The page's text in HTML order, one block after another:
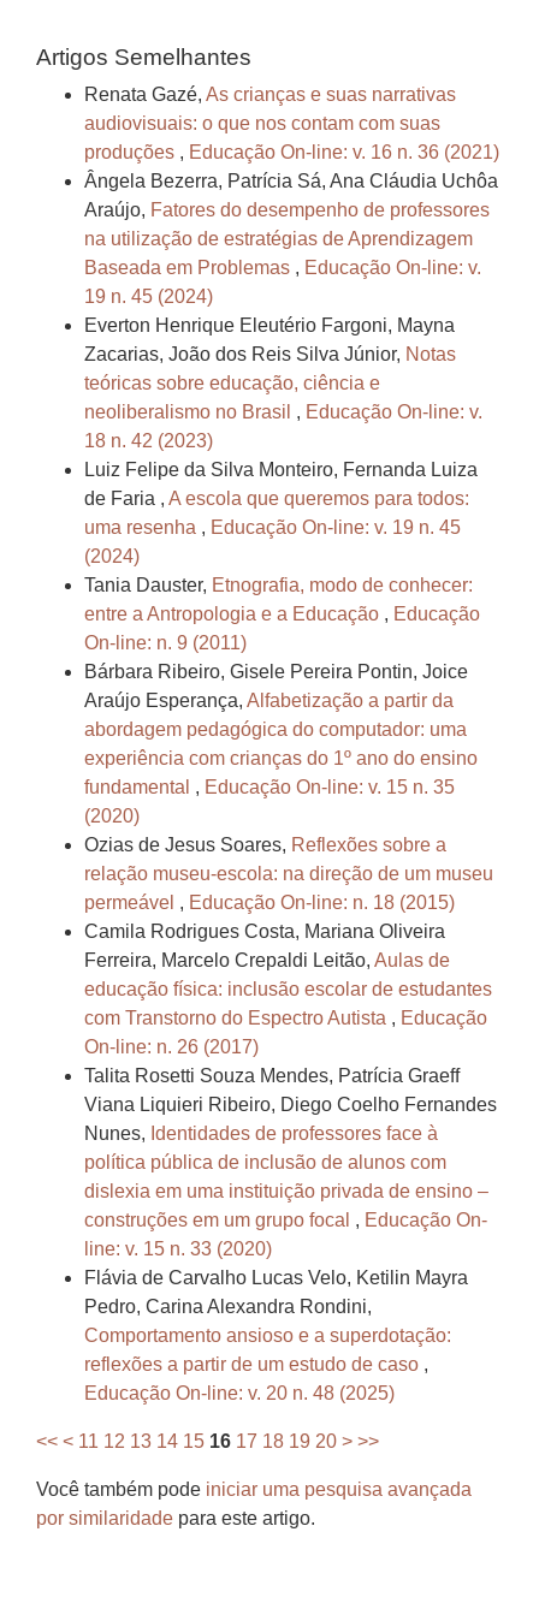
Artigos Semelhantes
Renata Gazé, As crianças e suas narrativas
audiovisuais: o que nos contam com suas
produções , Educação On-line: v. 16 n. 36 (2021)
Ângela Bezerra, Patrícia Sá, Ana Cláudia Uchôa
Araújo, Fatores do desempenho de professores
na utilização de estratégias de Aprendizagem
Baseada em Problemas , Educação On-line: v.
19 n. 45 (2024)
Everton Henrique Eleutério Fargoni, Mayna
Zacarias, João dos Reis Silva Júnior, Notas
teóricas sobre educação, ciência e
neoliberalismo no Brasil , Educação On-line: v.
18 n. 42 (2023)
Luiz Felipe da Silva Monteiro, Fernanda Luiza
de Faria , A escola que queremos para todos:
uma resenha , Educação On-line: v. 19 n. 45
(2024)
Tania Dauster, Etnografia, modo de conhecer:
entre a Antropologia e a Educação , Educação
On-line: n. 9 (2011)
Bárbara Ribeiro, Gisele Pereira Pontin, Joice
Araújo Esperança, Alfabetização a partir da
abordagem pedagógica do computador: uma
experiência com crianças do 1º ano do ensino
fundamental , Educação On-line: v. 15 n. 35
(2020)
Ozias de Jesus Soares, Reflexões sobre a
relação museu-escola: na direção de um museu
permeável , Educação On-line: n. 18 (2015)
Camila Rodrigues Costa, Mariana Oliveira
Ferreira, Marcelo Crepaldi Leitão, Aulas de
educação física: inclusão escolar de estudantes
com Transtorno do Espectro Autista , Educação
On-line: n. 26 (2017)
Talita Rosetti Souza Mendes, Patrícia Graeff
Viana Liquieri Ribeiro, Diego Coelho Fernandes
Nunes, Identidades de professores face à
política pública de inclusão de alunos com
dislexia em uma instituição privada de ensino –
construções em um grupo focal , Educação On-
line: v. 15 n. 33 (2020)
Flávia de Carvalho Lucas Velo, Ketilin Mayra
Pedro, Carina Alexandra Rondini,
Comportamento ansioso e a superdotação:
reflexões a partir de um estudo de caso ,
Educação On-line: v. 20 n. 48 (2025)
<< < 11 12 13 14 15 16 17 18 19 20 > >>
Você também pode iniciar uma pesquisa avançada
por similaridade para este artigo.